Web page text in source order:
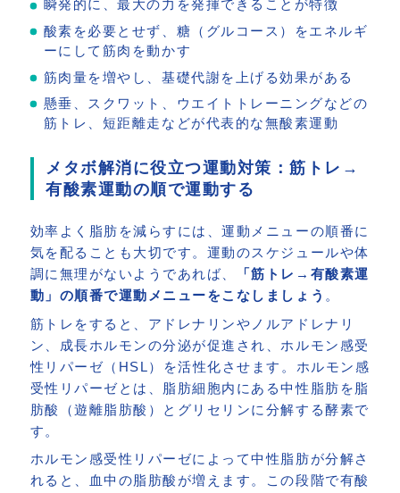
瞬発的に、最大の力を発揮できることが特徴
酸素を必要とせず、糖（グルコース）をエネルギ
ーにして筋肉を動かす
筋肉量を増やし、基礎代謝を上げる効果がある
懸垂、スクワット、ウエイトトレーニングなどの
筋トレ、短距離走などが代表的な無酸素運動
メタボ解消に役立つ運動対策：筋トレ→
有酸素運動の順で運動する
効率よく脂肪を減らすには、運動メニューの順番に
気を配ることも大切です。運動のスケジュールや体
調に無理がないようであれば、
「筋トレ→有酸素運
動」の順番で運動メニューをこなしましょう 。
筋トレをすると、アドレナリンやノルアドレナリ
ン、成長ホルモンの分泌が促進され、ホルモン感受
性リパーゼ（HSL）を活性化させます。ホルモン感
受性リパーゼとは、脂肪細胞内にある中性脂肪を脂
肪酸（遊離脂肪酸）とグリセリンに分解する酵素で
す。
ホルモン感受性リパーゼによって中性脂肪が分解さ
れると、血中の脂肪酸が増えます。この段階で有酸